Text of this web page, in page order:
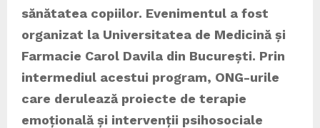
sănătatea copiilor. Evenimentul a fost
organizat la Universitatea de Medicină și
Farmacie Carol Davila din București. Prin
intermediul acestui program, ONG-urile
care derulează proiecte de terapie
emoțională și intervenții psihosociale